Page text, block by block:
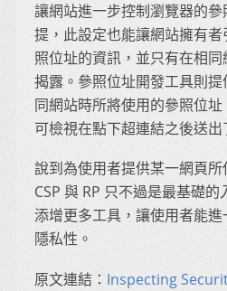
讓網站進一步控制瀏覽器的
提，此設定也能讓網站擁有
照位址的資訊，並只有在相
揭露。參照位址開發工具則
同網站時所將使用的參照位
可檢視在點下超連結之後送出
說到為使用者提供某一網頁
CSP 與 RP 只不過是最基礎
添增更多工具，讓使用者能
隱私性。
原文連結： Inspecting